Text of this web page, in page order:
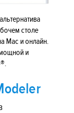
столе
Mac и онлайн.
и